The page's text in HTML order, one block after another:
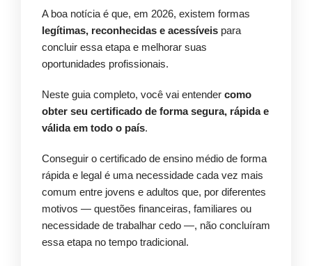
A boa notícia é que, em 2026, existem formas
legítimas, reconhecidas e acessíveis para
concluir essa etapa e melhorar suas
oportunidades profissionais.
Neste guia completo, você vai entender como
obter seu certificado de forma segura, rápida e
válida em todo o país.
Conseguir o certificado de ensino médio de forma
rápida e legal é uma necessidade cada vez mais
comum entre jovens e adultos que, por diferentes
motivos — questões financeiras, familiares ou
necessidade de trabalhar cedo —, não concluíram
essa etapa no tempo tradicional.